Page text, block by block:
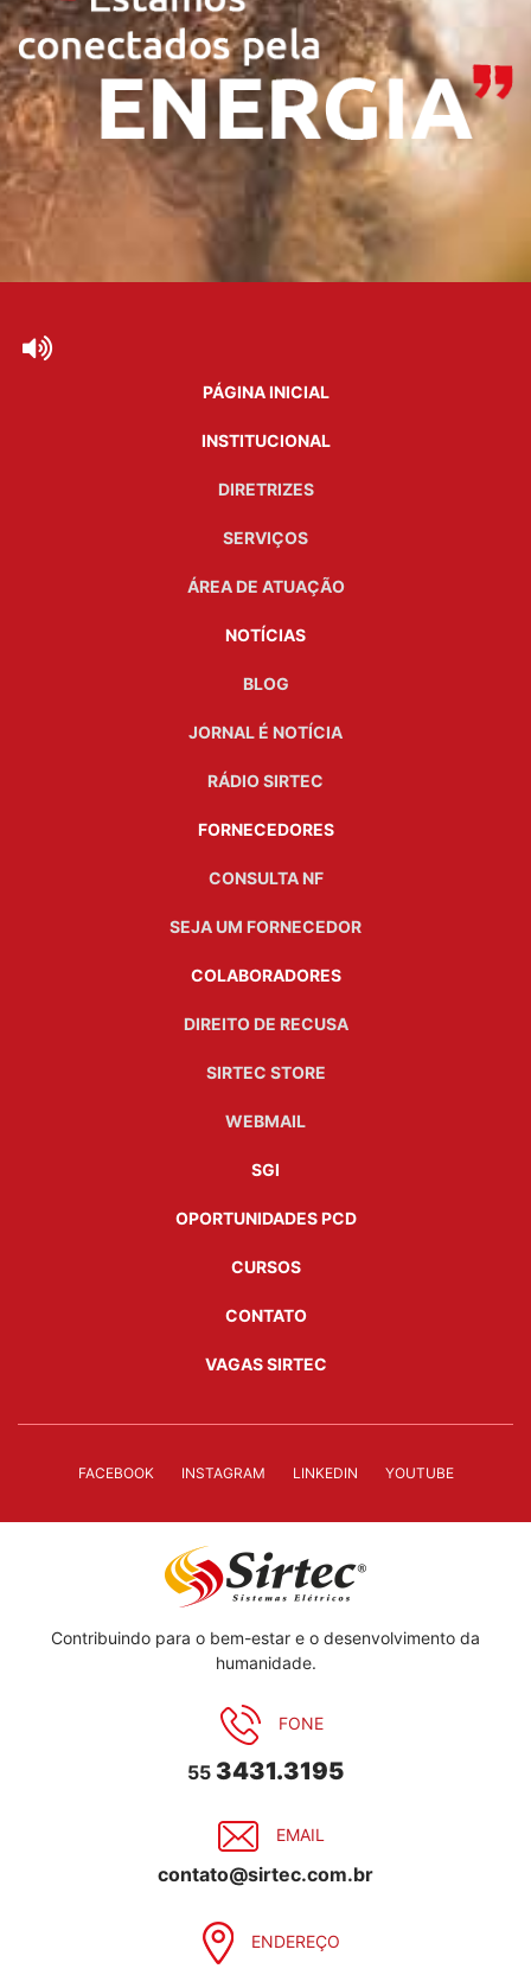
PÁGINA INICIAL
INSTITUCIONAL
DIRETRIZES
SERVIÇOS
ÁREA DE ATUAÇÃO
NOTÍCIAS
BLOG
JORNAL É NOTÍCIA
RÁDIO SIRTEC
FORNECEDORES
CONSULTA NF
SEJA UM FORNECEDOR
COLABORADORES
DIREITO DE RECUSA
SIRTEC STORE
WEBMAIL
SGI
OPORTUNIDADES PCD
CURSOS
CONTATO
VAGAS SIRTEC
FACEBOOK INSTAGRAM LINKEDIN YOUTUBE
Contribuindo para o bem-estar e o desenvolvimento da
humanidade.
FONE
55 3431.3195
EMAIL
contato@sirtec.com.br
ENDEREÇO